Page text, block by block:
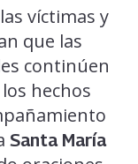
víctimas y
que las
continúen
hechos
Santa María